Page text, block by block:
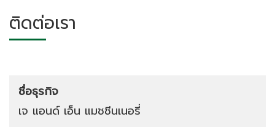
ติดต่อเรา
ชื่อธุรกิจ
เจ แอนด์ เอ็น แมชชีนเนอรี่